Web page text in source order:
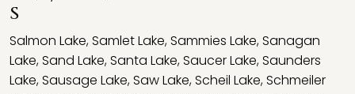
S
Salmon Lake,Samlet Lake,Sammies Lake,Sanagan
Lake,Sand Lake,Santa Lake,Saucer Lake,Saunders
Lake,Sausage Lake,Saw Lake,Scheil Lake,Schmeiler